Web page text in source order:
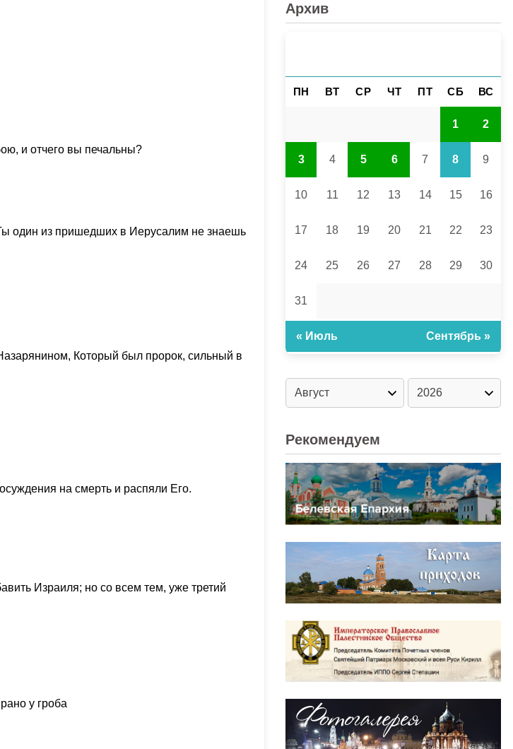
и отчего вы печальны?
один из пришедших в Иерусалим не знаешь
Который был пророк, сильный в
на смерть и распяли Его.
Израиля; но со всем тем, уже третий
у гроба
Архив
ПН ВТ СР ЧТ ПТ СБ ВС
1 2
3 4 5 6 7 8 9
10 11 12 13 14 15 16
17 18 19 20 21 22 23
24 25 26 27 28 29 30
31
« Июль Сентябрь »
Рекомендуем